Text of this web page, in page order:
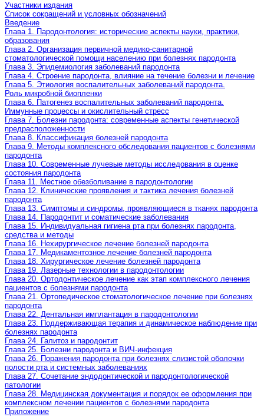
Участники издания
Список сокращений и условных обозначений
Введение
Глава 1. Пародонтология: исторические аспекты науки, практики,
образования
Глава 2. Организация первичной медико-санитарной
стоматологической помощи населению при болезнях пародонта
Глава 3. Эпидемиология заболеваний пародонта
Глава 4. Строение пародонта, влияние на течение болезни и лечение
Глава 5. Этиология воспалительных заболеваний пародонта.
Роль микробной биопленки
Глава 6. Патогенез воспалительных заболеваний пародонта.
Иммунные процессы и окислительный стресс
Глава 7. Болезни пародонта: современные аспекты генетической
предрасположенности
Глава 8. Классификация болезней пародонта
Глава 9. Методы комплексного обследования пациентов с болезнями
пародонта
Глава 10. Современные лучевые методы исследования в оценке
состояния пародонта
Глава 11. Местное обезболивание в пародонтологии
Глава 12. Клинические проявления и тактика лечения болезней
пародонта
Глава 13. Симптомы и синдромы, проявляющиеся в тканях пародонта
Глава 14. Пародонтит и соматические заболевания
Глава 15. Индивидуальная гигиена рта при болезнях пародонта,
средства и методы
Глава 16. Нехирургическое лечение болезней пародонта
Глава 17. Медикаментозное лечение болезней пародонта
Глава 18. Хирургическое лечение болезней пародонта
Глава 19. Лазерные технологии в пародонтологии
Глава 20. Ортодонтическое лечение как этап комплексного лечения
пациентов с болезнями пародонта
Глава 21. Ортопедическое стоматологическое лечение при болезнях
пародонта
Глава 22. Дентальная имплантация в пародонтологии
Глава 23. Поддерживающая терапия и динамическое наблюдение при
болезнях пародонта
Глава 24. Галитоз и пародонтит
Глава 25. Болезни пародонта и ВИЧ-инфекция
Глава 26. Поражения пародонта при болезнях слизистой оболочки
полости рта и системных заболеваниях
Глава 27. Сочетание эндодонтической и пародонтологической
патологии
Глава 28. Медицинская документация и порядок ее оформления при
комплексном лечении пациентов с болезнями пародонта
Приложение